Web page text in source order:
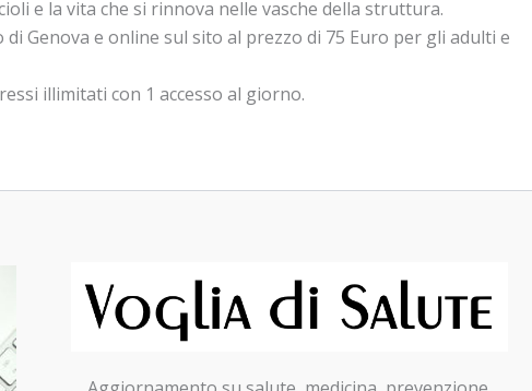
e la vita che si rinnova nelle vasche della struttura.
Genova e online sul sito al prezzo di 75 Euro per gli adulti e
illimitati con 1 accesso al giorno.